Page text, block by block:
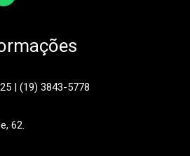
| (19) 3843-5778
62.